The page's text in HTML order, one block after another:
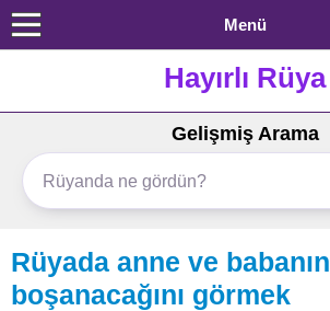
Menü
Hayırlı Rüya
Gelişmiş Arama
Rüyada anne ve babanın
boşanacağını görmek